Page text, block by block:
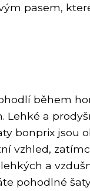
pasem,
během
Lehké a
bonprix jsou
vzhled,
a
pohodlné